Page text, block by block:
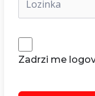
Zadrzi me